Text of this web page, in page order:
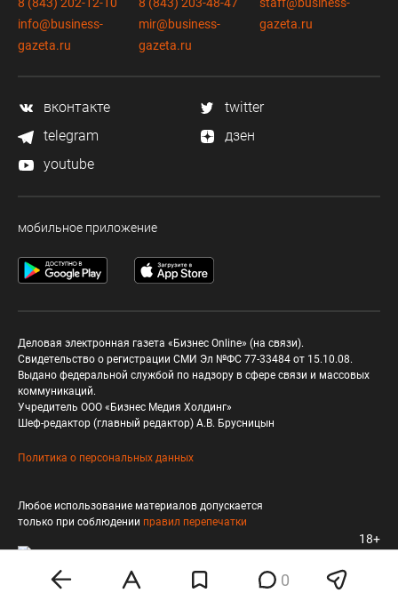
0
info@business-
gazeta.ru
mir@business-
gazeta.ru
gazeta.ru
вконтакте
twitter
telegram
дзен
youtube
мобильное приложение
Деловая электронная газета «Бизнес Online» (на связи).
Свидетельство о регистрации СМИ Эл №ФС 77-33484 от 15.10.08.
Выдано федеральной службой по надзору в сфере связи и массовых
коммуникаций.
Учредитель ООО «Бизнес Медия Холдинг»
Шеф-редактор (главный редактор) А.В. Брусницын
Политика о персональных данных
Любое использование материалов допускается
только при соблюдении правил перепечатки
18+